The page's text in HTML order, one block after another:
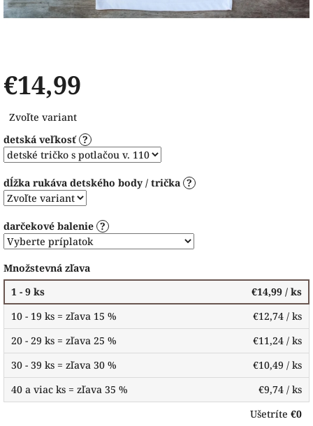
€14,99
cena:
Zvoľte variant
detská veľkosť ?
dĺžka rukáva detského body / trička ?
darčekové balenie ?
Množstevná zľava
1 - 9 ks
€14,99 / ks
10 - 19 ks = zľava 15 %
€12,74 / ks
20 - 29 ks = zľava 25 %
€11,24 / ks
30 - 39 ks = zľava 30 %
€10,49 / ks
40 a viac ks = zľava 35 %
€9,74 / ks
Ušetríte €0